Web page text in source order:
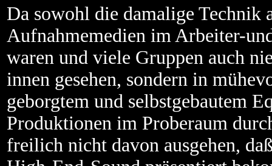
Da sowohl die damalige Technik
Aufnahmemedien im Arbeiter-
waren und viele Gruppen auch
innen gesehen, sondern in
geborgtem und selbstgebautem
Produktionen im Proberaum
freilich nicht davon ausgehen,